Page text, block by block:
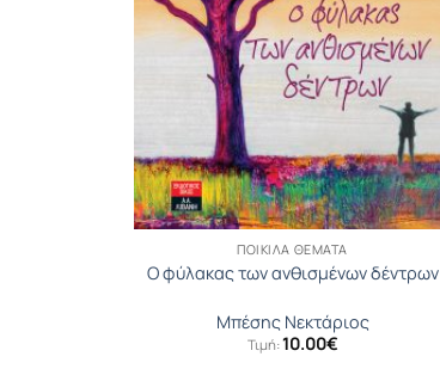
ΠΟΙΚΊΛΑ ΘΈΜΑΤΑ
Ο φύλακας των ανθισμένων δέντρων
Μπέσης Νεκτάριος
Τιμή:10.00€